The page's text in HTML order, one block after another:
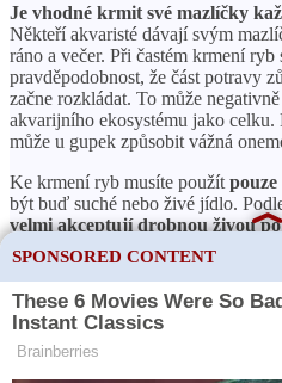
Je vhodné krmit své mazlíčky
Někteří akvaristé dávají svým
ráno a večer. Při častém krmení ryb
pravděpodobnost, že část potravy
začne rozkládat. To může
akvarijního ekosystému jako
může u gupek způsobit vážná
Ke krmení ryb musíte použít
být buď suché nebo živé jídlo.
velmi akceptují drobnou živou
pohotově jedí. Jako takové se
kyklopi, larvy komárů, dafnie,
SPONSORED CONTENT